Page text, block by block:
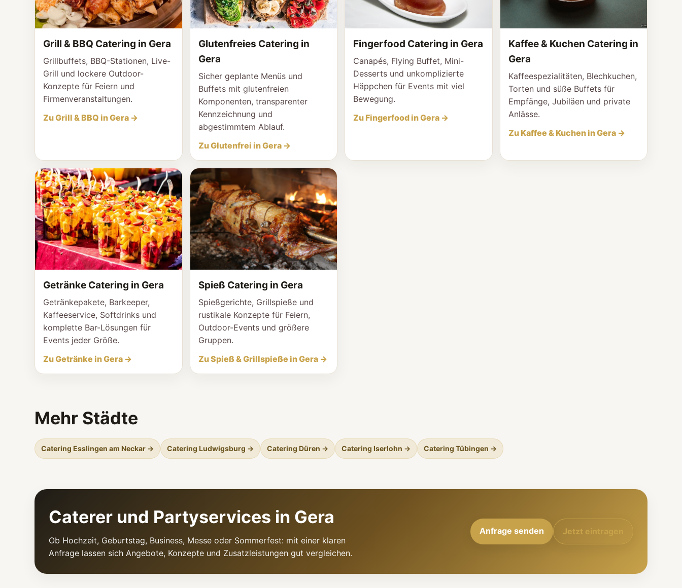
Grill & BBQ Catering in Gera
Grillbuffets, BBQ-Stationen, Live-
Grill und lockere Outdoor-
Konzepte für Feiern und
Firmenveranstaltungen.
Zu Grill & BBQ in Gera →
Glutenfreies Catering in
Gera
Sicher geplante Menüs und
Buffets mit glutenfreien
Komponenten, transparenter
Kennzeichnung und
abgestimmtem Ablauf.
Zu Glutenfrei in Gera →
Fingerfood Catering in Gera
Canapés, Flying Buffet, Mini-
Desserts und unkomplizierte
Häppchen für Events mit viel
Bewegung.
Zu Fingerfood in Gera →
Kaffee & Kuchen Catering in
Gera
Kaffeespezialitäten, Blechkuchen,
Torten und süße Buffets für
Empfänge, Jubiläen und private
Anlässe.
Zu Kaffee & Kuchen in Gera →
Getränke Catering in Gera
Getränkepakete, Barkeeper,
Kaffeeservice, Softdrinks und
komplette Bar-Lösungen für
Events jeder Größe.
Zu Getränke in Gera →
Spieß Catering in Gera
Spießgerichte, Grillspieße und
rustikale Konzepte für Feiern,
Outdoor-Events und größere
Gruppen.
Zu Spieß & Grillspieße in Gera →
Mehr Städte
Catering Esslingen am Neckar → Catering Ludwigsburg → Catering Düren → Catering Iserlohn → Catering Tübingen →
Caterer und Partyservices in Gera
Ob Hochzeit, Geburtstag, Business, Messe oder Sommerfest: mit einer klaren
Anfrage lassen sich Angebote, Konzepte und Zusatzleistungen gut vergleichen.
Anfrage senden Jetzt eintragen